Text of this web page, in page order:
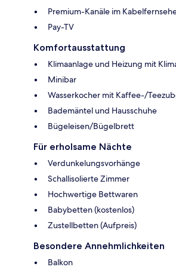
Premium-Kanäle im
Pay-TV
Komfortausstattung
Klimaanlage und Heizung mit
Minibar
Wasserkocher mit Kaffee-/
Bademäntel und Hausschuhe
Bügeleisen/Bügelbrett
Für erholsame Nächte
Verdunkelungsvorhänge
Schallisolierte Zimmer
Hochwertige Bettwaren
Babybetten (kostenlos)
Zustellbetten (Aufpreis)
Besondere Annehmlichkeiten
Balkon